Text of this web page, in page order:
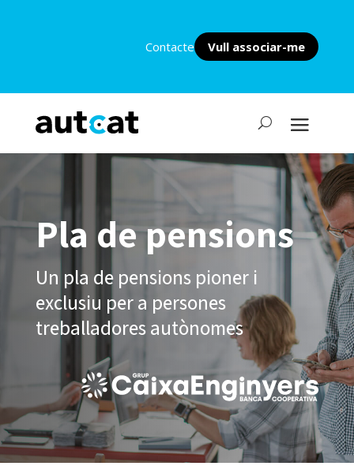
Contacte Vull associar-me
Pla de pensions
Un pla de pensions pioner i
exclusiu per a persones
treballadores autònomes